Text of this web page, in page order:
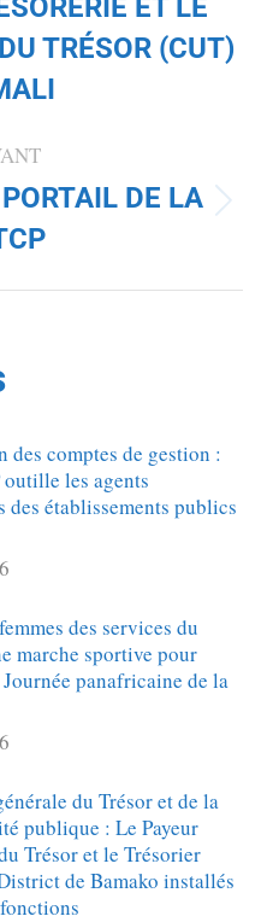
précédent
ET LE
TRÉSOR (CUT)
Article
DE LA
des comptes de gestion :
les agents
des établissements publics
des services du
marche sportive pour
panafricaine de la
du Trésor et de la
publique : Le Payeur
Trésor et le Trésorier
de Bamako installés